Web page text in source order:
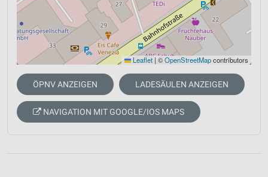
Leaflet|©OpenStreetMapcontributors
ÖPNV ANZEIGEN LADESÄULEN ANZEIGEN
NAVIGATION MIT GOOGLE/IOS MAPS